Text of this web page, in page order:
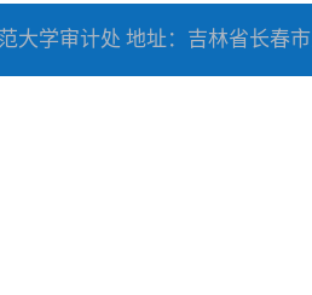
大学审计处 地址：吉林省长春